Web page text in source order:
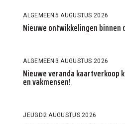
ALGEMEEN5 AUGUSTUS 2026
Nieuwe ontwikkelingen binnen
ALGEMEEN3 AUGUSTUS 2026
Nieuwe veranda kaartverkoop
en vakmensen!
JEUGD2 AUGUSTUS 2026